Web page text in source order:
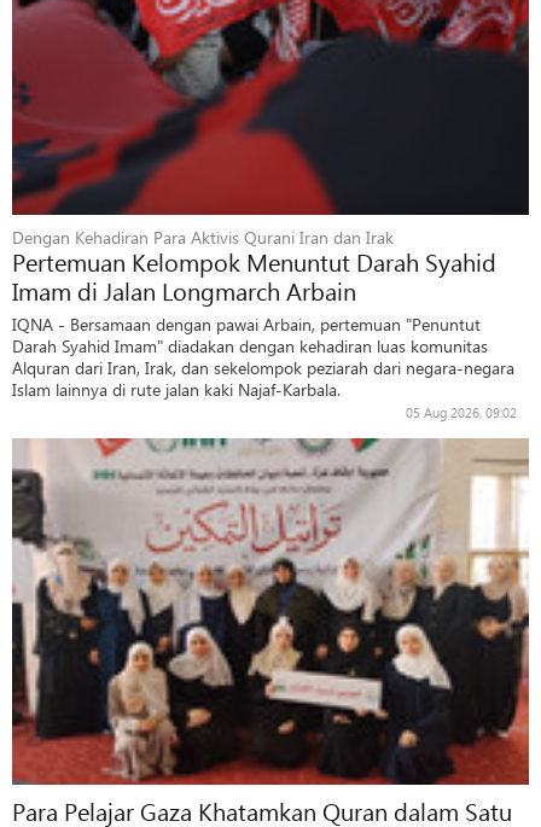
Dengan Kehadiran Para Aktivis Qurani Iran dan Irak
Pertemuan Kelompok Menuntut Darah Syahid
Imam di Jalan Longmarch Arbain
IQNA - Bersamaan dengan pawai Arbain, pertemuan "Penuntut
Darah Syahid Imam" diadakan dengan kehadiran luas komunitas
Alquran dari Iran, Irak, dan sekelompok peziarah dari negara-negara
Islam lainnya di rute jalan kaki Najaf-Karbala.
05 Aug 2026, 09:02
Para Pelajar Gaza Khatamkan Quran dalam Satu